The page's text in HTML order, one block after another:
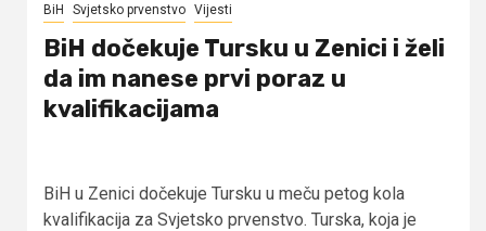
BiH Svjetsko prvenstvo Vijesti
BiH dočekuje Tursku u Zenici i želi
da im nanese prvi poraz u
kvalifikacijama
BiH u Zenici dočekuje Tursku u meču petog kola
kvalifikacija za Svjetsko prvenstvo. Turska, koja je